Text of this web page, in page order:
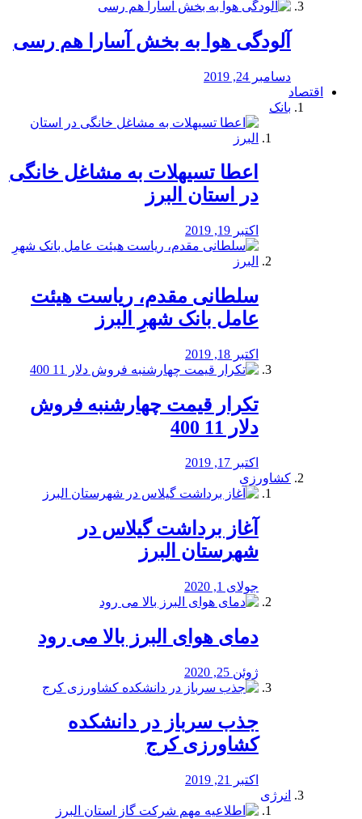
آلودگی هوا به بخش آسارا هم رسی
دسامبر 24, 2019
اقتصاد
بانک
️اعطا تسیهلات به مشاغل خانگی
در استان البرز
اکتبر 19, 2019
سلطانی مقدم، ریاست هیئت
عامل بانک شهرِ البرز
اکتبر 18, 2019
تکرار قیمت چهارشنبه فروش
دلار 11 400
اکتبر 17, 2019
کشاورزی
آغاز برداشت گیلاس در
شهرستان البرز
جولای 1, 2020
دمای هوای البرز بالا می رود
ژوئن 25, 2020
جذب سرباز در دانشکده
کشاورزی کرج
اکتبر 21, 2019
انرژی